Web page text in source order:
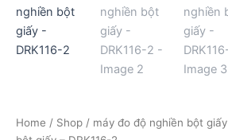
Home / Shop / máy đo độ nghiền bột giấy